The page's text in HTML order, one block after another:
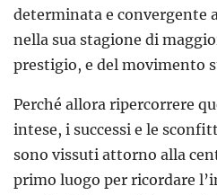
determinata e convergente
nella sua stagione di
prestigio, e del movimento
Perché allora ripercorrere
intese, i successi e le
sono vissuti attorno alla
primo luogo per ricordare